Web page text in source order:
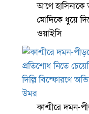
আগে হাসিনাকে
মোদিকে ধুয়ে
ওয়াইসি
কাশ্মীরে দমন-